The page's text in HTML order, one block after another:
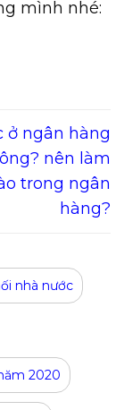
mình nhé:
ở ngân hàng
nên làm
trong ngân
hàng?
nhà nước
2020